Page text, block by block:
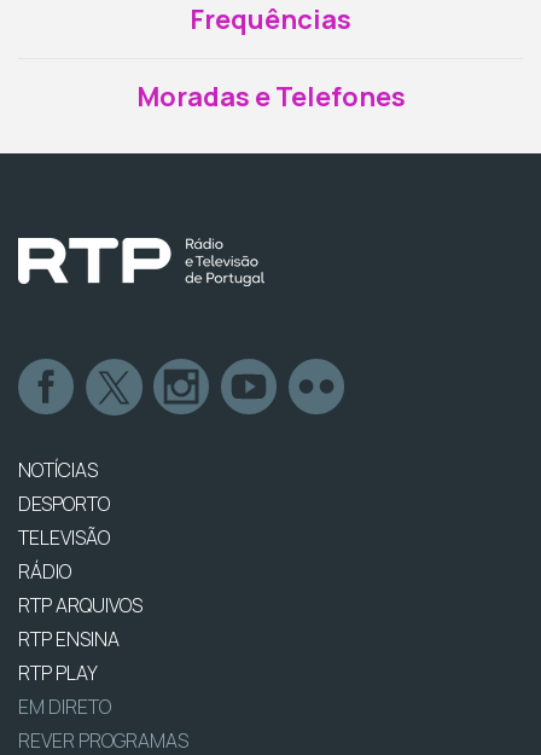
Frequências
Moradas e Telefones
NOTÍCIAS
DESPORTO
TELEVISÃO
RÁDIO
RTP ARQUIVOS
RTP ENSINA
RTP PLAY
EM DIRETO
REVER PROGRAMAS